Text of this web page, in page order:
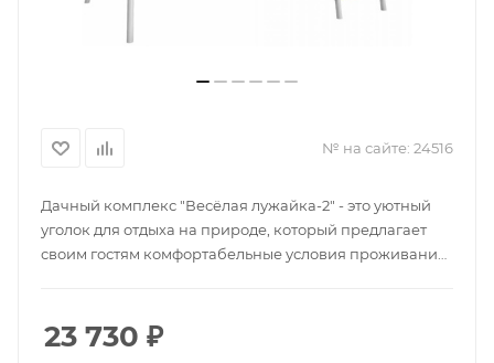
№ на сайте: 24516
Дачный комплекс "Весёлая лужайка-2" - это уютный
уголок для отдыха на природе, который предлагает
своим гостям комфортабельные условия проживания.
удобствами, оборудованные кухни, собственная баня
и терраса с видом на живописный лес. Для любителей
23 730 ₽